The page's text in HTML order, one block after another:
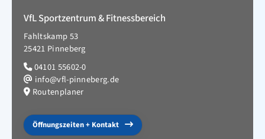
VfL Sportzentrum & Fitnessbereich
Fahltskamp 53
25421 Pinneberg
04101 55602-0
info@vfl-pinneberg.de
Routenplaner
Öffnungszeiten + Kontakt